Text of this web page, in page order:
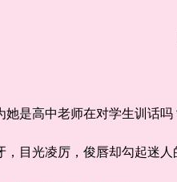
是高中老师在对学生训话吗
目光凌厉，俊唇却勾起迷人